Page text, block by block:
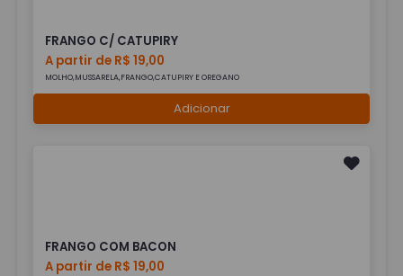
FRANGO C/ CATUPIRY
A partir de R$ 19,00
MOLHO,MUSSARELA,FRANGO,CATUPIRY E OREGANO
Adicionar
FRANGO COM BACON
A partir de R$ 19,00